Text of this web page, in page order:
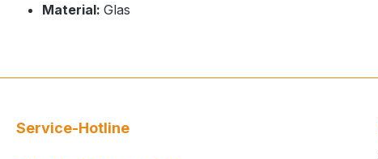
Material: Glas
Service-Hotline